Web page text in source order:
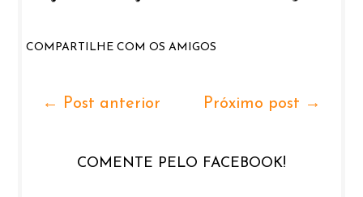
COMPARTILHE COM OS AMIGOS
Próximo post →
← Post anterior
COMENTE PELO FACEBOOK!